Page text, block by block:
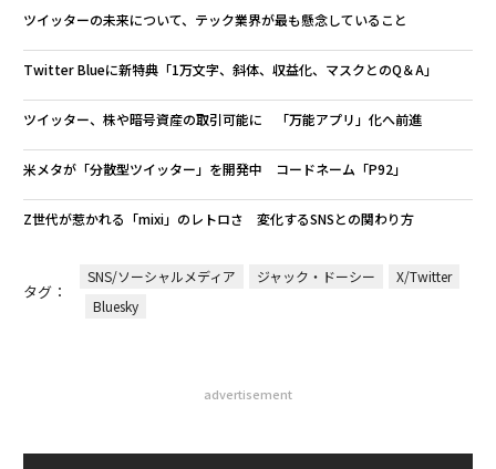
ツイッターの未来について、テック業界が最も懸念していること
Twitter Blueに新特典「1万文字、斜体、収益化、マスクとのQ＆A」
ツイッター、株や暗号資産の取引可能に 「万能アプリ」化へ前進
米メタが「分散型ツイッター」を開発中 コードネーム「P92」
Z世代が惹かれる「mixi」のレトロさ 変化するSNSとの関わり方
タグ：
SNS/ソーシャルメディア ジャック・ドーシー
X/Twitter
Bluesky
advertisement